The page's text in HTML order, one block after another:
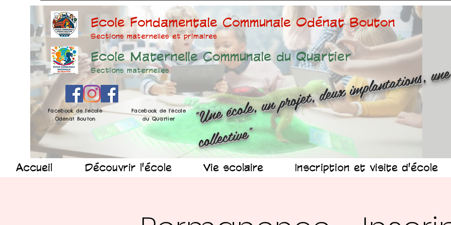
Ecole Fondamentale Communale Odénat Bouton
Sections maternelles et primaires
Ecole Maternelle Communale du Quartier
Sections maternelles ne
n
x
"
Facebook de l'école
Odénat Bouton
Facebook de l'école
du Quartier
Accueil Découvrir l'école Vie scolaire Inscription et visite d'école